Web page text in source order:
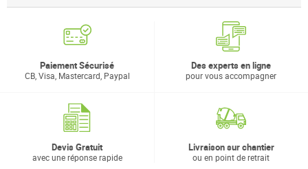
Paiement Sécurisé
CB, Visa, Mastercard, Paypal
Des experts en ligne
pour vous accompagner
Devis Gratuit
avec une réponse rapide
Livraison sur chantier
ou en point de retrait